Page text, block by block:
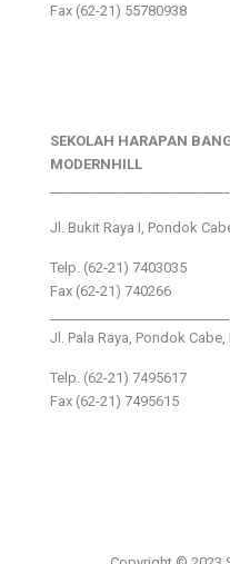
Fax (62-21) 55780938
SEKOLAH HARAPAN
MODERNHILL
Jl. Bukit Raya I, Pondok
Telp. (62-21) 7403035
Fax (62-21) 740266
Jl. Pala Raya, Pondok
Telp. (62-21) 7495617
Fax (62-21) 7495615